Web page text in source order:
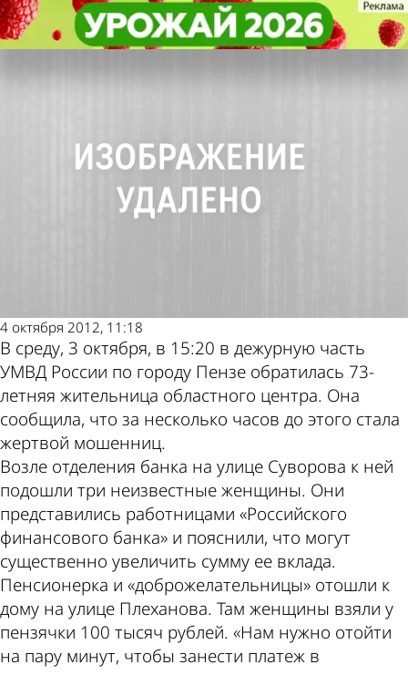
Очередная пенсионерка отдала
мошенницам 100 тысяч рублей
Криминал
4 октября 2012, 11:18
В среду, 3 октября, в 15:20 в дежурную часть
УМВД России по городу Пензе обратилась 73-
летняя жительница областного центра. Она
сообщила, что за несколько часов до этого стала
жертвой мошенниц.
Возле отделения банка на улице Суворова к ней
подошли три неизвестные женщины. Они
представились работницами «Российского
финансового банка» и пояснили, что могут
существенно увеличить сумму ее вклада.
Пенсионерка и «доброжелательницы» отошли к
дому на улице Плеханова. Там женщины взяли у
пензячки 100 тысяч рублей. «Нам нужно отойти
на пару минут, чтобы занести платеж в
Очередная пенсионерка отдала
мошенницам 100 тысяч рублей
Криминал
Другие новости
Погода и курсы